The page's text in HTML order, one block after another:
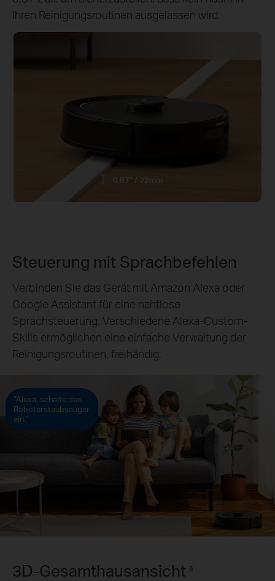
0,87" / 22mm
Ihren Reinigungsroutinen ausgelassen wird.
Steuerung mit Sprachbefehlen
Verbinden Sie das Gerät mit Amazon Alexa oder
Google Assistant für eine nahtlose
Sprachsteuerung. Verschiedene Alexa-Custom-
Skills ermöglichen eine einfache Verwaltung der
Reinigungsroutinen, freihändig.
“Alexa, schalte den
Roboterstaubsauger
ein.”
3D-Gesamthausansicht §